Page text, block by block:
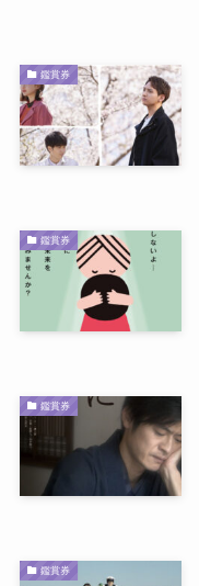
鑑賞券
鑑賞券
鑑賞券
鑑賞券